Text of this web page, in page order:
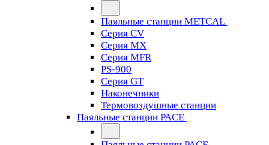
Паяльные станции METCAL
Серия CV
Серия MX
Серия MFR
PS-900
Серия GT
Наконечники
Термовоздушные станции
Паяльные станции PACE